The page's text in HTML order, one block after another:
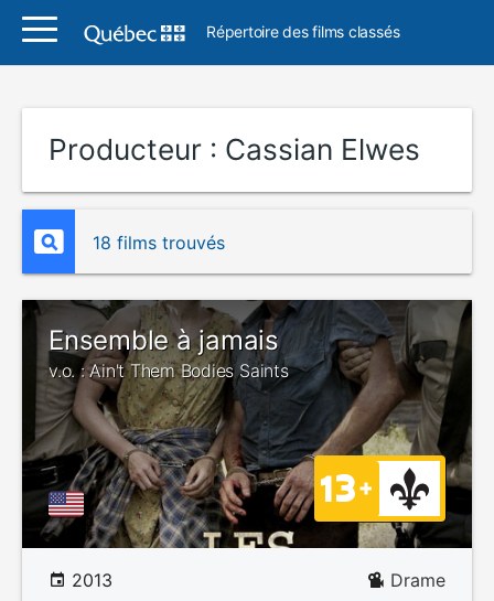
Répertoire des films classés
Producteur : Cassian Elwes
18 films trouvés
Ensemble à jamais
v.o. : Ain't Them Bodies Saints
2013 Drame